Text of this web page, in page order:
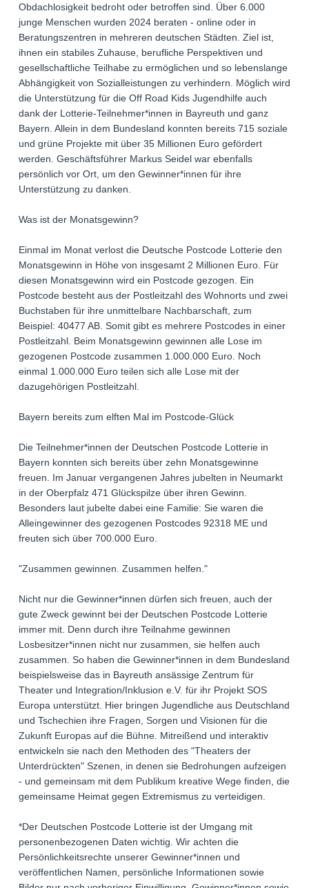
Obdachlosigkeit bedroht oder betroffen sind. Über 6.000
junge Menschen wurden 2024 beraten - online oder in
Beratungszentren in mehreren deutschen Städten. Ziel ist,
ihnen ein stabiles Zuhause, berufliche Perspektiven und
gesellschaftliche Teilhabe zu ermöglichen und so lebenslange
Abhängigkeit von Sozialleistungen zu verhindern. Möglich wird
die Unterstützung für die Off Road Kids Jugendhilfe auch
dank der Lotterie-Teilnehmer*innen in Bayreuth und ganz
Bayern. Allein in dem Bundesland konnten bereits 715 soziale
und grüne Projekte mit über 35 Millionen Euro gefördert
werden. Geschäftsführer Markus Seidel war ebenfalls
persönlich vor Ort, um den Gewinner*innen für ihre
Unterstützung zu danken.
Was ist der Monatsgewinn?
Einmal im Monat verlost die Deutsche Postcode Lotterie den
Monatsgewinn in Höhe von insgesamt 2 Millionen Euro. Für
diesen Monatsgewinn wird ein Postcode gezogen. Ein
Postcode besteht aus der Postleitzahl des Wohnorts und zwei
Buchstaben für ihre unmittelbare Nachbarschaft, zum
Beispiel: 40477 AB. Somit gibt es mehrere Postcodes in einer
Postleitzahl. Beim Monatsgewinn gewinnen alle Lose im
gezogenen Postcode zusammen 1.000.000 Euro. Noch
einmal 1.000.000 Euro teilen sich alle Lose mit der
dazugehörigen Postleitzahl.
Bayern bereits zum elften Mal im Postcode-Glück
Die Teilnehmer*innen der Deutschen Postcode Lotterie in
Bayern konnten sich bereits über zehn Monatsgewinne
freuen. Im Januar vergangenen Jahres jubelten in Neumarkt
in der Oberpfalz 471 Glückspilze über ihren Gewinn.
Besonders laut jubelte dabei eine Familie: Sie waren die
Alleingewinner des gezogenen Postcodes 92318 ME und
freuten sich über 700.000 Euro.
"Zusammen gewinnen. Zusammen helfen."
Nicht nur die Gewinner*innen dürfen sich freuen, auch der
gute Zweck gewinnt bei der Deutschen Postcode Lotterie
immer mit. Denn durch ihre Teilnahme gewinnen
Losbesitzer*innen nicht nur zusammen, sie helfen auch
zusammen. So haben die Gewinner*innen in dem Bundesland
beispielsweise das in Bayreuth ansässige Zentrum für
Theater und Integration/Inklusion e.V. für ihr Projekt SOS
Europa unterstützt. Hier bringen Jugendliche aus Deutschland
und Tschechien ihre Fragen, Sorgen und Visionen für die
Zukunft Europas auf die Bühne. Mitreißend und interaktiv
entwickeln sie nach den Methoden des "Theaters der
Unterdrückten" Szenen, in denen sie Bedrohungen aufzeigen
- und gemeinsam mit dem Publikum kreative Wege finden, die
gemeinsame Heimat gegen Extremismus zu verteidigen.
*Der Deutschen Postcode Lotterie ist der Umgang mit
personenbezogenen Daten wichtig. Wir achten die
Persönlichkeitsrechte unserer Gewinner*innen und
veröffentlichen Namen, persönliche Informationen sowie